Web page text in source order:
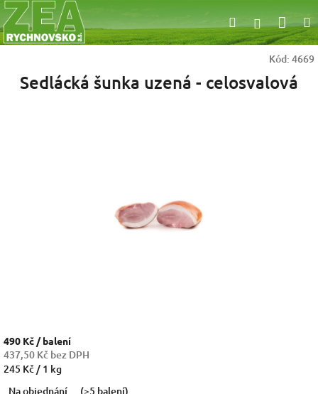
Přejít
na
obsah
HledatPřihlášení
Kód: 4669
Sedlácká šunka uzená - celosvalová
490 Kč / balení
437,50 Kč bez DPH
Měrná
245 Kč / 1 kg
Na objednání
(>5 balení)